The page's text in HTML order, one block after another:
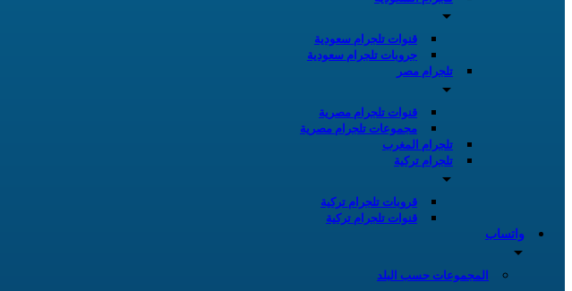
قنوات تلجرام سعودية
جروبات تلجرام سعودية
تلجرام مصر
قنوات تلجرام مصرية
مجموعات تلجرام مصرية
تلجرام المغرب
تلجرام تركية
قروبات تلجرام تركية
قنوات تلجرام تركية
واتساب
المجموعات حسب البلد